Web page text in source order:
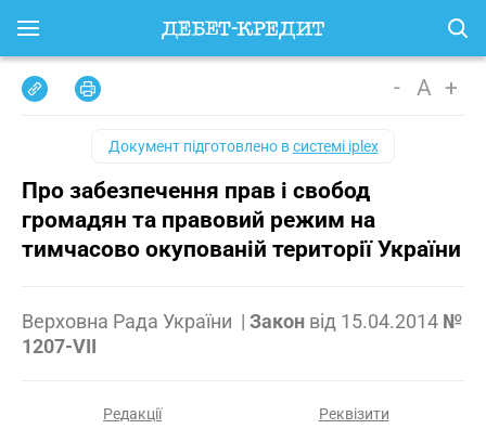
- A +
Документ підготовлено всистемі iplex
Про забезпечення прав і свобод
громадян та правовий режим на
тимчасово окупованій території України
Верховна Рада України | Закон від 15.04.2014 №
1207-VII
Редакції Реквізити